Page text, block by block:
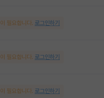
필요합니다. 로그인하기
필요합니다. 로그인하기
필요합니다. 로그인하기